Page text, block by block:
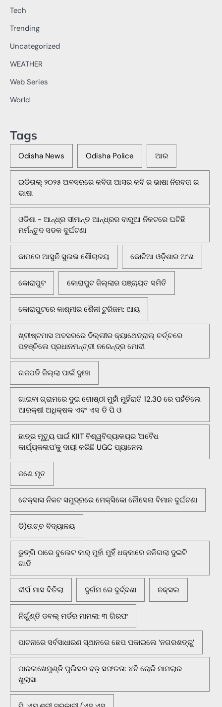
Tech
Trending
Uncategorized
WEATHER
Web Series
World
Tags
Odisha News Odisha Police ଆର
ଇଡିତାଲ୍ ୨୦୨୫ ଅବସରରେ କବିତା ଆସର କବି ର ଭାଷା ନିରବତା ର
ଭାଷା
ଓଡିଶା - ଆନ୍ଧ୍ର ସୀମାନ୍ତ ଆନ୍ଧ୍ରର ବାରୁଆ ନିକଟରେ ଘଟିଛି
ମର୍ମନ୍ତୁଦ ସଡକ ଦୁର୍ଘଟଣା
କାମରେ ଆସୁନି ସୁଲଭ ଶୌଚାଳୟ କୋଟିଆ ଓଡ଼ିଶାର ଅଂଶ
କୋରାପୁଟ କୋରାପୁଟ ଜିଲ୍ଲାର ପଞ୍ଚାୟତ ସମିତି
କୋରାପୁଟରେ କାଶ୍ମୀର ଶୈଳୀ ଟୁରିଜମ: ଆୟ
ଖ୍ରୀଷ୍ଟମାସ ଅବସରରେ ଦିଲ୍ଲୀର କ୍ୟାଥେଡ୍ରାଲ୍ ଚର୍ଚ୍ଚରେ
ପହଞ୍ଚିଲେ ପ୍ରଧାନମନ୍ତ୍ରୀ ନରେନ୍ଦ୍ର ମୋଦୀ
ଗଜପତି ଜିଲ୍ଲା ପାଇଁ ଦୁଃଖ
ଗାଇବା ଗ୍ରାମରେ ଦୁଇ ଗୋଷ୍ଠୀ ମୁହାଁ ମୁହିଁରାତି 12.30 ରେ ପହଁଚିଲେ
ଆରକ୍ଷୀ ଅଧିକ୍ଷକ ଏବଂ ଏସ ଡି ପି ଓ
ଛାତ୍ର ମୃତ୍ୟୁ ପାଇଁ KIIT ବିଶ୍ୱବିଦ୍ୟାଳୟର 'ଅବୈଧ
କାର୍ଯ୍ୟକଳାପ'କୁ ଦାୟୀ କରିଛି UGC ପ୍ୟାନେଲ
ଜଣେ ମୃତ
ଟେକ୍ସାସ ନିକଟ ସମୁଦ୍ରରେ ମେକ୍ସିକୋ ନୌସେନା ବିମାନ ଦୁର୍ଘଟଣା
ଡି)ଉଚ୍ଚ ବିଦ୍ୟାଳୟ
ଡୁଙ୍ଗି ଠାରେ ବୁଲେଟ କାର୍ ମୁହାଁ ମୁହିଁ ଧକ୍କାରେ ଜଳିଗଲା ଦୁଇଟି
ଗାଡି
ଦୀର୍ଘ ମାସ ବିତିଲା ଦୁର୍ଗମ ରେ ଦୁର୍ଦ୍ଦଶା ନକ୍ସଲ
ନିର୍ଗୁଣ୍ଡି ଡବଲ୍ ମର୍ଡର ମାମଲା: ୩ ଗିରଫ
ପାଟନାରେ ସର୍ବସାଧାରଣ ସ୍ଥାନରେ ଛେପ ପକାଇଲେ ‘ନଗରଶତ୍ରୁ’
ପାରଳାଖେମୁଣ୍ଡି ପୁଲିସର ବଡ଼ ସଫଳତା: ୪ଟି ଚୋରି ମାମଲାର
ଖୁଲାସା